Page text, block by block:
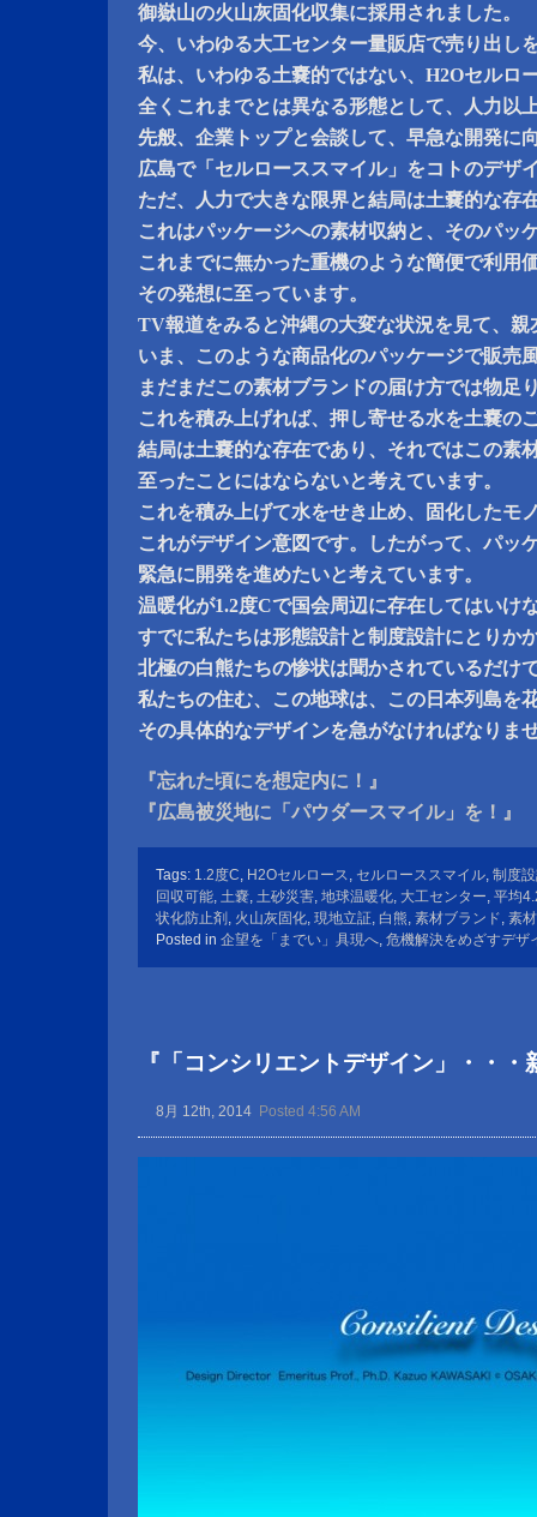
御嶽山の火山灰固化収集に採用されました。
今、いわゆる大工センター量販店で売り出し
私は、いわゆる土嚢的ではない、H2Oセルロ
全くこれまでとは異なる形態として、人力以
先般、企業トップと会談して、早急な開発に
広島で「セルローススマイル」をコトのデザ
ただ、人力で大きな限界と結局は土嚢的な存
これはパッケージへの素材収納と、そのパッ
これまでに無かった重機のような簡便で利用
その発想に至っています。
TV報道をみると沖縄の大変な状況を見て、親
いま、このような商品化のパッケージで販売
まだまだこの素材ブランドの届け方では物足
これを積み上げれば、押し寄せる水を土嚢の
結局は土嚢的な存在であり、それではこの素
至ったことにはならないと考えています。
これを積み上げて水をせき止め、固化したモ
これがデザイン意図です。したがって、パッ
緊急に開発を進めたいと考えています。
温暖化が1.2度Cで国会周辺に存在してはいけ
すでに私たちは形態設計と制度設計にとりか
北極の白熊たちの惨状は聞かされているだけ
私たちの住む、この地球は、この日本列島を
その具体的なデザインを急がなければなりま
『忘れた頃にを想定内に！』
『広島被災地に「パウダースマイル」を！』
Tags: 1.2度C, H2Oセルロース, セルローススマイル, 制度
回収可能, 土嚢, 土砂災害, 地球温暖化, 大工センター, 平均
状化防止剤 , 火山灰固化, 現地立証, 白熊, 素材ブランド, 素
Posted in 企望を「までい」具現へ, 危機解決をめざすデザ
『「コンシリエントデザイン」・・
8月 12th, 2014 Posted 4:56 AM